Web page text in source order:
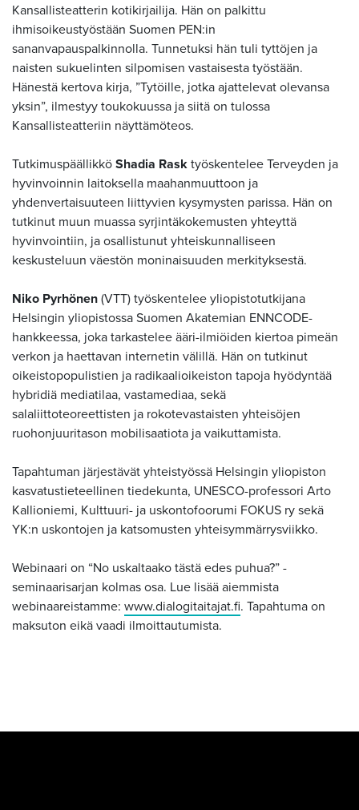
Kansallisteatterin kotikirjailija. Hän on palkittu
ihmisoikeustyöstään Suomen PEN:in
sananvapauspalkinnolla. Tunnetuksi hän tuli tyttöjen ja
naisten sukuelinten silpomisen vastaisesta työstään.
Hänestä kertova kirja, ”Tytöille, jotka ajattelevat olevansa
yksin”, ilmestyy toukokuussa ja siitä on tulossa
Kansallisteatteriin näyttämöteos.
Tutkimuspäällikkö Shadia Rask työskentelee Terveyden ja
hyvinvoinnin laitoksella maahanmuuttoon ja
yhdenvertaisuuteen liittyvien kysymysten parissa. Hän on
tutkinut muun muassa syrjintäkokemusten yhteyttä
hyvinvointiin, ja osallistunut yhteiskunnalliseen
keskusteluun väestön moninaisuuden merkityksestä.
Niko Pyrhönen (VTT) työskentelee yliopistotutkijana
Helsingin yliopistossa Suomen Akatemian ENNCODE-
hankkeessa, joka tarkastelee ääri-ilmiöiden kiertoa pimeän
verkon ja haettavan internetin välillä. Hän on tutkinut
oikeistopopulistien ja radikaalioikeiston tapoja hyödyntää
hybridiä mediatilaa, vastamediaa, sekä
salaliittoteoreettisten ja rokotevastaisten yhteisöjen
ruohonjuuritason mobilisaatiota ja vaikuttamista.
Tapahtuman järjestävät yhteistyössä Helsingin yliopiston
kasvatustieteellinen tiedekunta, UNESCO-professori Arto
Kallioniemi, Kulttuuri- ja uskontofoorumi FOKUS ry sekä
YK:n uskontojen ja katsomusten yhteisymmärrysviikko.
Webinaari on “No uskaltaako tästä edes puhua?” -
seminaarisarjan kolmas osa. Lue lisää aiemmista
webinaareistamme: www.dialogitaitajat.fi. Tapahtuma on
maksuton eikä vaadi ilmoittautumista.